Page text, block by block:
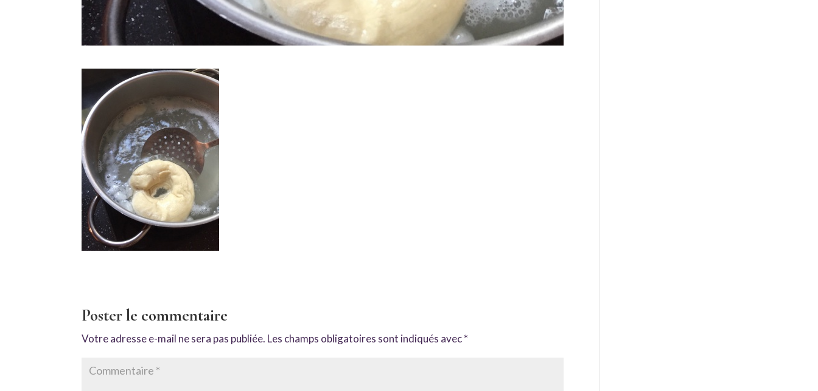
Poster le commentaire
Votre adresse e-mail ne sera pas publiée. Les champs obligatoires sont indiqués avec*